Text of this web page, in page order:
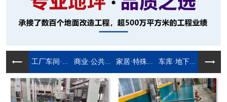
工厂车间·... 商业·公共... 家居·特殊... 车库·地下...